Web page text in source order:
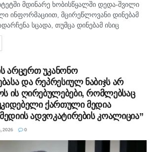
მდინარე ხობისწყალში დედა-შვილი
ინფორმაციით, მცირეწლოვანი დინებამ
სცადა, თუმცა დინებამ ისიც
ადგილობრივმა იპოვა და
დედის სამძებრო-სამაშველო
არცერთ უკანონო
და რეპრესიულ ნაბიჯს არ
ის ღირებულებები, რომლებსაც
ქართული მედია
ადვოკატირების კოალიცია”
2026 0